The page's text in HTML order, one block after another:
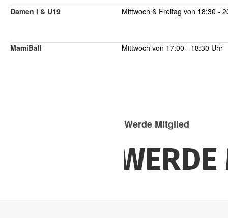
Damen I & U19 Mittwoch & Freitag von 18:30 -
MamiBall Mittwoch von 17:00 - 18:30 Uhr
Werde Mitglied